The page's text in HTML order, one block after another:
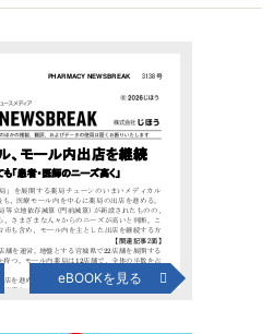
eBOOKを見る